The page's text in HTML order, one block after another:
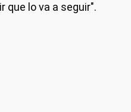
que lo va a seguir".